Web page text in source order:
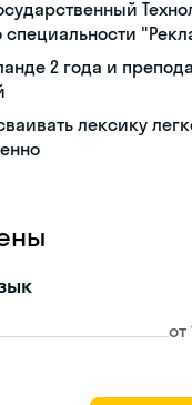
специальности
2 года и
лексику
от